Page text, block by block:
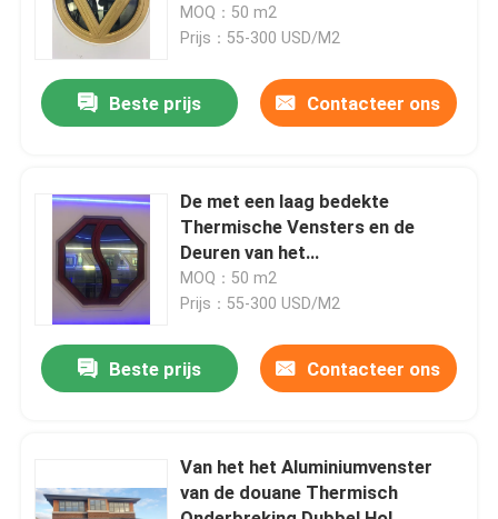
video's
Ongeveer ons
Kwaliteitscontrole
Contacteer ons
Verzoek om een Citaat
UPVC-Vensterprofielen
voor Huisbureau
MOQ：50 m2
Prijs：55-300 USD/M2
Beste prijs Contacteer ons
De met een laag bedekte
Thermische Vensters en de
Deuren van het
Onderbrekingsaluminium 1.2mm
1.4mm Dikte
MOQ：50 m2
Prijs：55-300 USD/M2
Beste prijs Contacteer ons
Van het het Aluminiumvenster
van de douane Thermisch